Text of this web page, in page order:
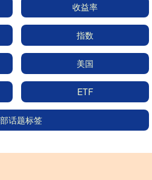
收益率
指数
美国
ETF
话题标签